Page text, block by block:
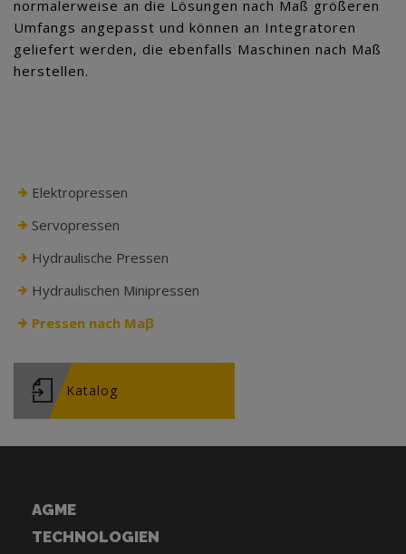
normalerweise an die Lösungen nach Maß größeren
Umfangs angepasst und können an Integratoren
geliefert werden, die ebenfalls Maschinen nach Maß
herstellen.
Elektropressen
Servopressen
Hydraulische Pressen
Hydraulischen Minipressen
Pressen nach Maβ
Katalog
AGME
TECHNOLOGIEN